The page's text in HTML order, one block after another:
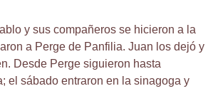
y sus compañeros se hicieron a la
a Perge de Panfilia. Juan los dejó y
Desde Perge siguieron hasta
el sábado entraron en la sinagoga y